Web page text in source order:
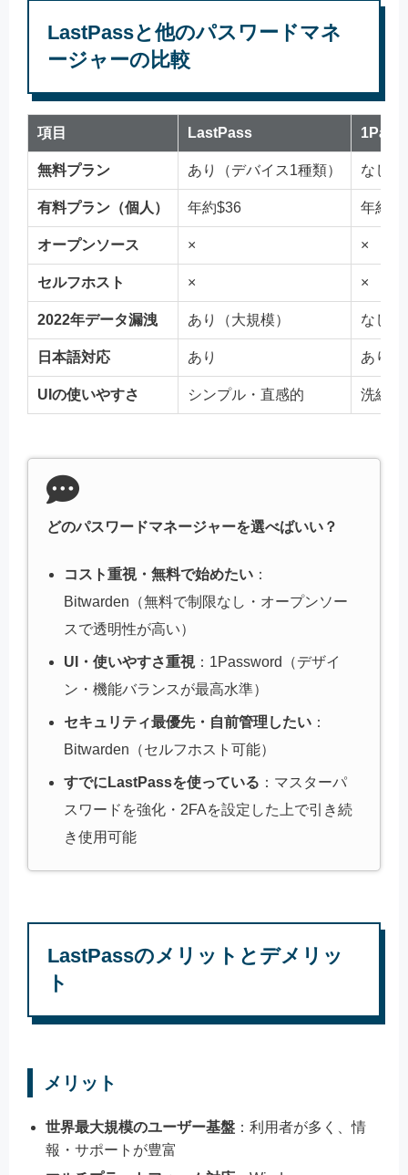
LastPassと他のパスワードマネ
ージャーの比較
項目 LastPass
無料プラン あり（デバイス1種類） なし
有料プラン（個人） 年約$36 年約
オープンソース × ×
セルフホスト × ×
2022年データ漏洩 あり（大規模） なし
日本語対応 あり あり
UIの使いやすさ シンプル・直感的 洗練さ
どのパスワードマネージャーを選べばいい？
コスト重視・無料で始めたい ：
Bitwarden（無料で制限なし・オープンソー
スで透明性が高い）
UI・使いやすさ重視 ：1Password（デザイ
ン・機能バランスが最高水準）
セキュリティ最優先・自前管理したい ：
Bitwarden（セルフホスト可能）
すでにLastPassを使っている ：マスターパ
スワードを強化・2FAを設定した上で引き続
き使用可能
LastPassのメリットとデメリッ
ト
メリット
世界最大規模のユーザー基盤 ：利用者が多く、情
報・サポートが豊富